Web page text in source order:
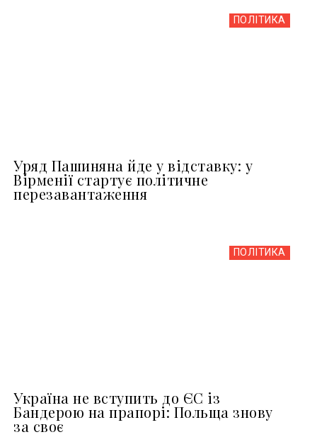
ПОЛІТИКА
Уряд Пашиняна йде у відставку: у
Вірменії стартує політичне
перезавантаження
ПОЛІТИКА
Україна не вступить до ЄС із
Бандерою на прапорі: Польща знову
за своє